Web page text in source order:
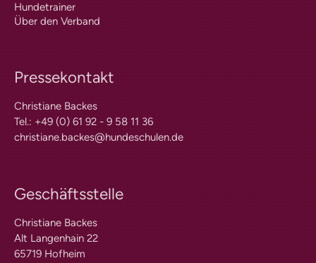
Ausbildung Hund +
Halter
Vergünstigungen
Übungstest Online
Hundetrainer
Über den Verband
Pressekontakt
Christiane Backes
Tel.: +49 (0) 61 92 - 9 58 11 36
christiane.backes@hundeschulen.de
Geschäftsstelle
Christiane Backes
Alt Langenhain 22
65719 Hofheim